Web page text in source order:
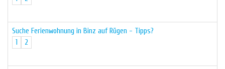
Suche Ferienwohnung in Binz auf Rügen - Tipps?
1
2